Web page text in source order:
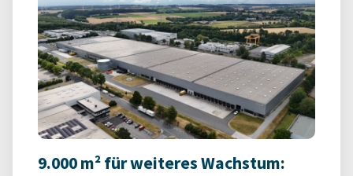
9.000 m² für weiteres Wachstum: